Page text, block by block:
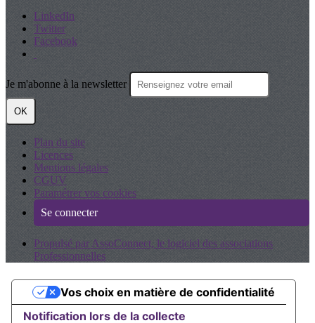
LinkedIn
Twitter
Facebook
Je m'abonne à la newsletter
OK
Plan du site
Licences
Mentions légales
CGUV
Paramétrer vos cookies
Se connecter
Propulsé par AssoConnect, le logiciel des associations
Professionnelles
Notification lors de la collecte
Vos choix en matière de confidentialité